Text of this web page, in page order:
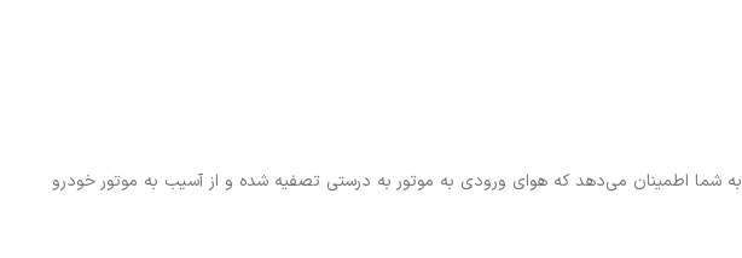
استفاده از این فیلتر هوای اصل از برند MANN به شما اطمینان می‌دهد که هوای ورودی به موتور به درستی تصفیه شده و از آسیب به موتور خودرو